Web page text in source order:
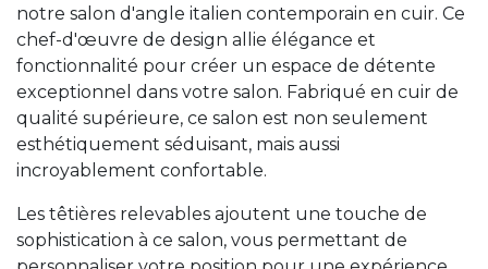
notre salon d'angle italien contemporain en cuir. Ce
chef-d'œuvre de design allie élégance et
fonctionnalité pour créer un espace de détente
exceptionnel dans votre salon. Fabriqué en cuir de
qualité supérieure, ce salon est non seulement
esthétiquement séduisant, mais aussi
incroyablement confortable.
Les têtières relevables ajoutent une touche de
sophistication à ce salon, vous permettant de